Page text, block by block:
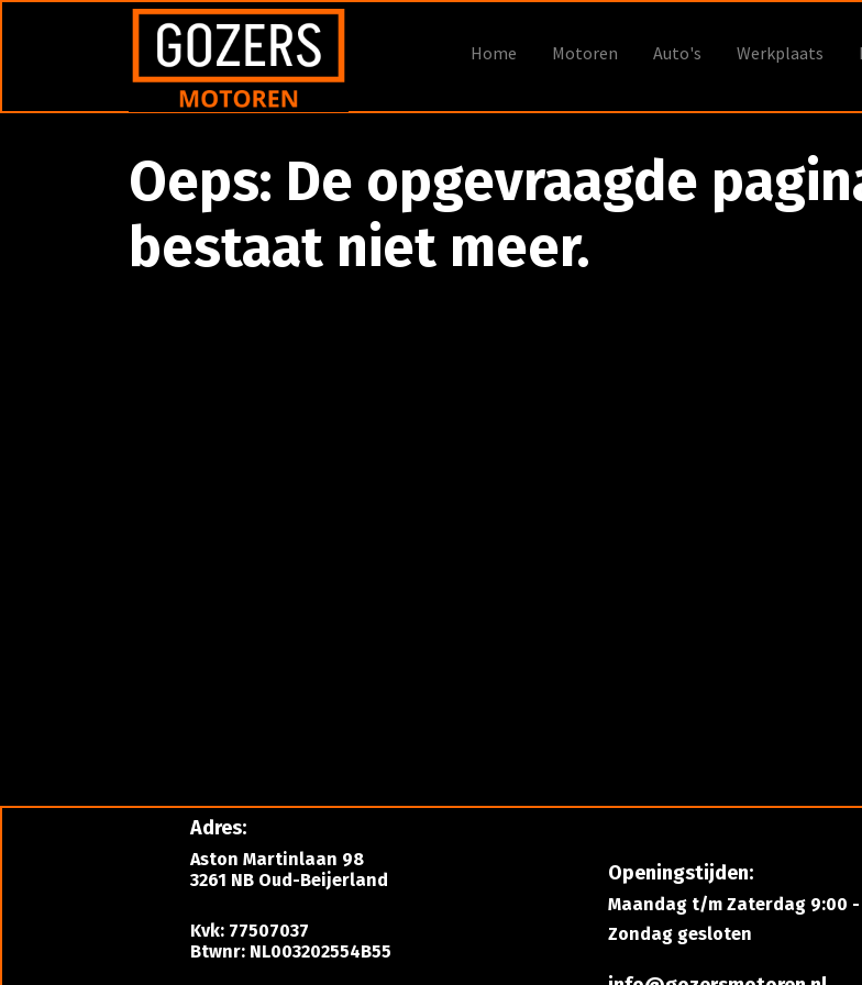
Home Motoren Auto's Werkplaats
Oeps: De opgevraagde
bestaat niet meer.
Adres:
Aston Martinlaan 98
3261 NB Oud-Beijerland
Kvk: 77507037
Btwnr: NL003202554B55
Openingstijden:
Maandag t/m Zaterdag 9:00 -
Zondag gesloten